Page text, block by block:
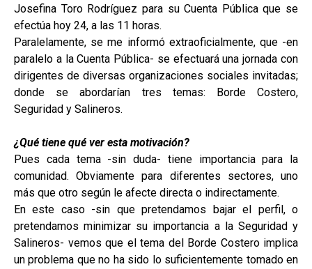
Josefina Toro Rodríguez para su Cuenta Pública que se
efectúa hoy 24, a las 11 horas.
Paralelamente, se me informó extraoficialmente, que -en
paralelo a la Cuenta Pública- se efectuará una jornada con
dirigentes de diversas organizaciones sociales invitadas;
donde se abordarían tres temas: Borde Costero,
Seguridad y Salineros.
¿Qué tiene qué ver esta motivación?
Pues cada tema -sin duda- tiene importancia para la
comunidad. Obviamente para diferentes sectores, uno
más que otro según le afecte directa o indirectamente.
En este caso -sin que pretendamos bajar el perfil, o
pretendamos minimizar su importancia a la Seguridad y
Salineros- vemos que el tema del Borde Costero implica
un problema que no ha sido lo suficientemente tomado en